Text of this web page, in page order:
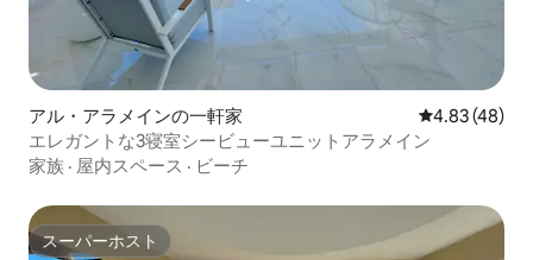
アル・アラメインの一軒家 レビュー48
4.83 (48)
エレガントな3寝室シービューユニットアラメイン
家族 · 屋内スペース · ビーチ
スーパーホスト
スーパーホスト